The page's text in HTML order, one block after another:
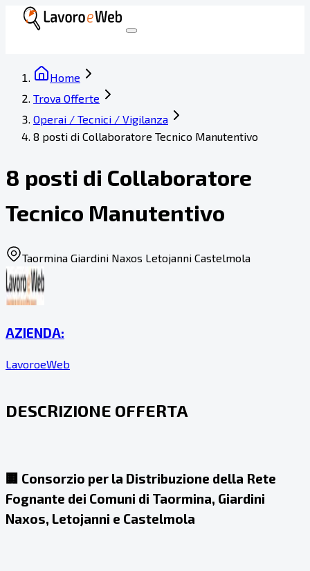
Home
Trova Offerte
Operai / Tecnici / Vigilanza
8 posti di Collaboratore Tecnico Manutentivo
8 posti di Collaboratore
Tecnico Manutentivo
Taormina Giardini Naxos Letojanni Castelmola
AZIENDA:
LavoroeWeb
DESCRIZIONE OFFERTA
🏢 Consorzio per la Distribuzione della Rete
Fognante dei Comuni di Taormina, Giardini
Naxos, Letojanni e Castelmola